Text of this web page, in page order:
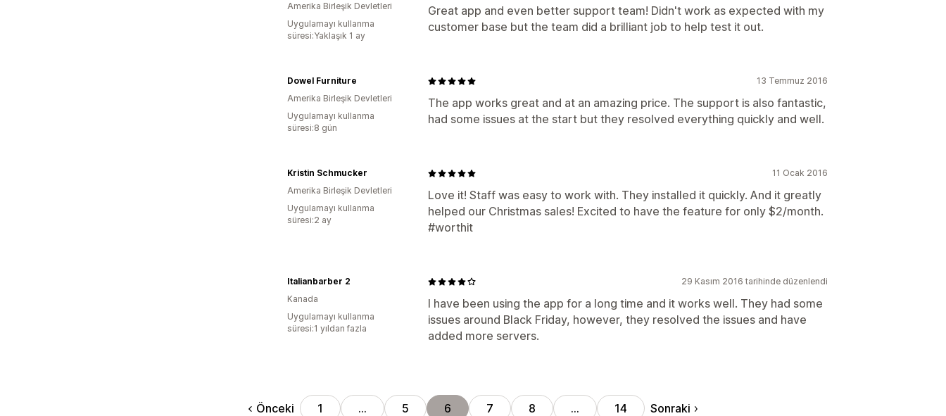
Great app and even better support team! Didn't work as expected with my
customer base but the team did a brilliant job to help test it out.
Amerika Birleşik Devletleri
Uygulamayı kullanma
süresi:Yaklaşık 1 ay
13 Temmuz 2016
The app works great and at an amazing price. The support is also fantastic,
had some issues at the start but they resolved everything quickly and well.
Dowel Furniture
Amerika Birleşik Devletleri
Uygulamayı kullanma
süresi:8 gün
11 Ocak 2016
Love it! Staff was easy to work with. They installed it quickly. And it greatly
helped our Christmas sales! Excited to have the feature for only $2/month.
#worthit
Kristin Schmucker
Amerika Birleşik Devletleri
Uygulamayı kullanma
süresi:2 ay
29 Kasım 2016 tarihinde düzenlendi
I have been using the app for a long time and it works well. They had some
issues around Black Friday, however, they resolved the issues and have
added more servers.
Italianbarber 2
Kanada
Uygulamayı kullanma
süresi:1 yıldan fazla
Önceki 1 … 5 6 7 8 … 14 Sonraki